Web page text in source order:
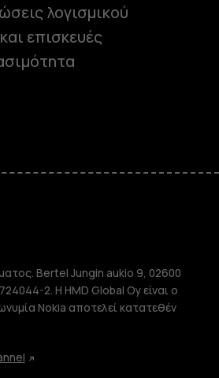
λογισμικού
επισκευές
Bertel Jungin aukio 9, 02600
2. Η HMD Global Oy είναι ο
Nokia αποτελεί κατατεθέν